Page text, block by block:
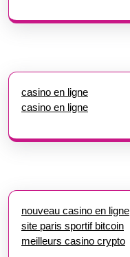
casino en ligne
casino en ligne
nouveau casino en ligne
site paris sportif bitcoin
meilleurs casino crypto